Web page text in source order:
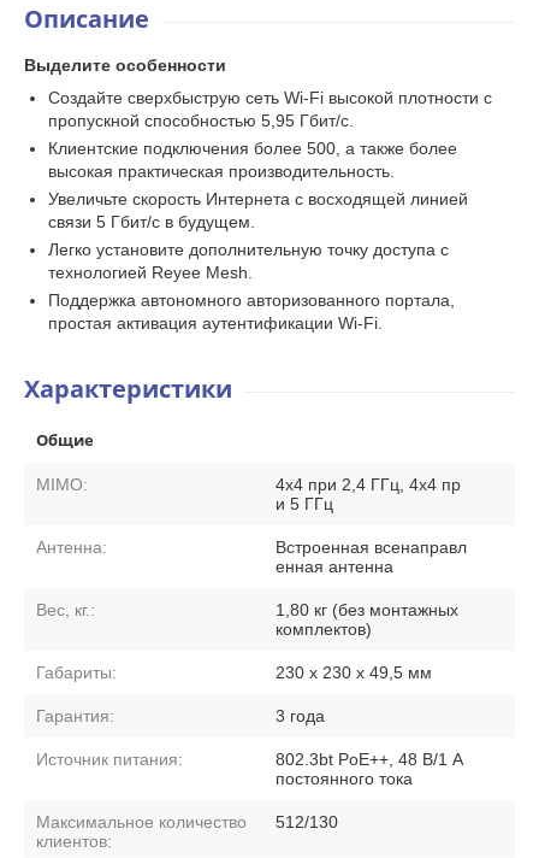
Описание
Выделите особенности
Создайте сверхбыструю сеть Wi-Fi высокой плотности с
пропускной способностью 5,95 Гбит/с.
Клиентские подключения более 500, а также более
высокая практическая производительность.
Увеличьте скорость Интернета с восходящей линией
связи 5 Гбит/с в будущем.
Легко установите дополнительную точку доступа с
технологией Reyee Mesh.
Поддержка автономного авторизованного портала,
простая активация аутентификации Wi-Fi.
Характеристики
Общие
MIMO:
4x4 при 2,4 ГГц, 4x4 пр
и 5 ГГц
Антенна:
Встроенная всенаправл
енная антенна
Вес, кг.:
1,80 кг (без монтажных
комплектов)
Габариты: 230 х 230 х 49,5 мм
Гарантия: 3 года
Источник питания:
802.3bt PoE++, 48 В/1 А
постоянного тока
Максимальное количество
клиентов:
512/130